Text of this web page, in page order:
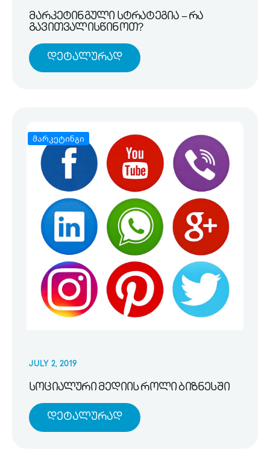
მარკეტინგული სტრატეგია – რა
გავითვალისწინოთ?
Დეტალურად
მარკეტინგი
JULY 2, 2019
სოციალური მედიის როლი ბიზნესში
Დეტალურად